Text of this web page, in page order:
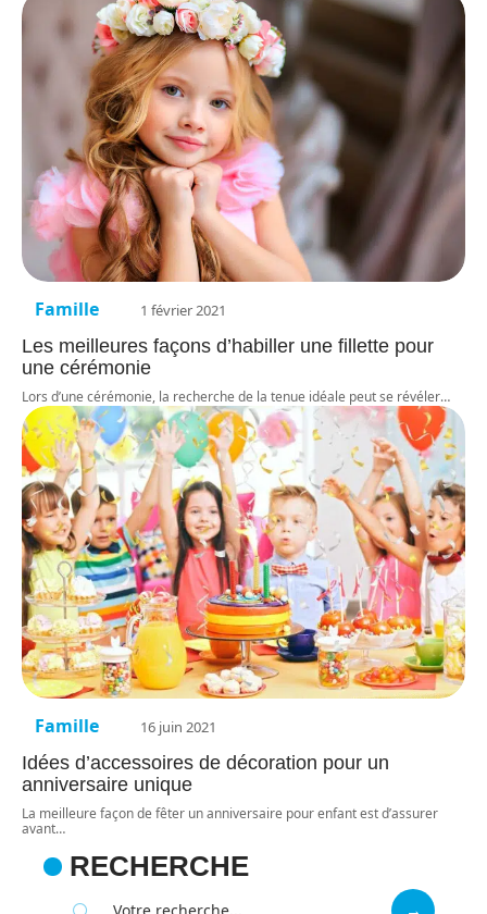
Famille 1 février 2021
Les meilleures façons d’habiller une fillette pour
une cérémonie
Lors d’une cérémonie, la recherche de la tenue idéale peut se révéler…
Famille 16 juin 2021
Idées d’accessoires de décoration pour un
anniversaire unique
La meilleure façon de fêter un anniversaire pour enfant est d’assurer
avant…
RECHERCHE